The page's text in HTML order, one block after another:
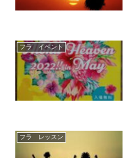
フラ イベント
フラ レッスン